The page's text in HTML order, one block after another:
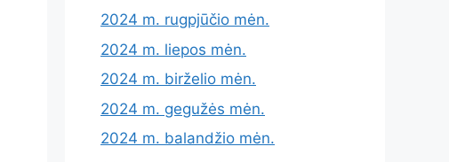
2024 m. rugpjūčio mėn.
2024 m. liepos mėn.
2024 m. birželio mėn.
2024 m. gegužės mėn.
2024 m. balandžio mėn.